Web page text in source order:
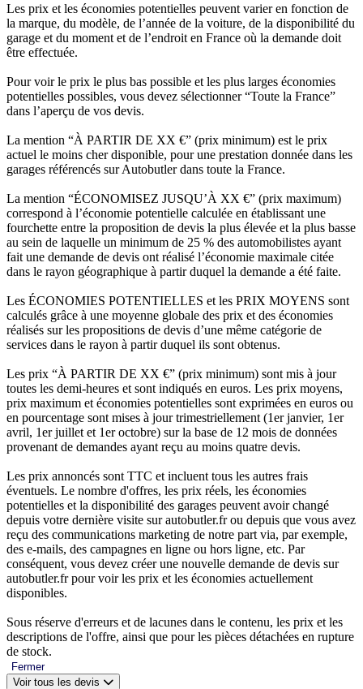
Les prix et les économies potentielles peuvent varier en fonction de
la marque, du modèle, de l’année de la voiture, de la disponibilité du
garage et du moment et de l’endroit en France où la demande doit
être effectuée.
Pour voir le prix le plus bas possible et les plus larges économies
potentielles possibles, vous devez sélectionner “Toute la France”
dans l’aperçu de vos devis.
La mention “À PARTIR DE XX €” (prix minimum) est le prix
actuel le moins cher disponible, pour une prestation donnée dans les
garages référencés sur Autobutler dans toute la France.
La mention “ÉCONOMISEZ JUSQU’À XX €” (prix maximum)
correspond à l’économie potentielle calculée en établissant une
fourchette entre la proposition de devis la plus élevée et la plus basse
au sein de laquelle un minimum de 25 % des automobilistes ayant
fait une demande de devis ont réalisé l’économie maximale citée
dans le rayon géographique à partir duquel la demande a été faite.
Les ÉCONOMIES POTENTIELLES et les PRIX MOYENS sont
calculés grâce à une moyenne globale des prix et des économies
réalisés sur les propositions de devis d’une même catégorie de
services dans le rayon à partir duquel ils sont obtenus.
Les prix “À PARTIR DE XX €” (prix minimum) sont mis à jour
toutes les demi-heures et sont indiqués en euros. Les prix moyens,
prix maximum et économies potentielles sont exprimées en euros ou
en pourcentage sont mises à jour trimestriellement (1er janvier, 1er
avril, 1er juillet et 1er octobre) sur la base de 12 mois de données
provenant de demandes ayant reçu au moins quatre devis.
Les prix annoncés sont TTC et incluent tous les autres frais
éventuels. Le nombre d'offres, les prix réels, les économies
potentielles et la disponibilité des garages peuvent avoir changé
depuis votre dernière visite sur autobutler.fr ou depuis que vous avez
reçu des communications marketing de notre part via, par exemple,
des e-mails, des campagnes en ligne ou hors ligne, etc. Par
conséquent, vous devez créer une nouvelle demande de devis sur
autobutler.fr pour voir les prix et les économies actuellement
disponibles.
Sous réserve d'erreurs et de lacunes dans le contenu, les prix et les
descriptions de l'offre, ainsi que pour les pièces détachées en rupture
de stock.
Fermer
Voir tous les devis